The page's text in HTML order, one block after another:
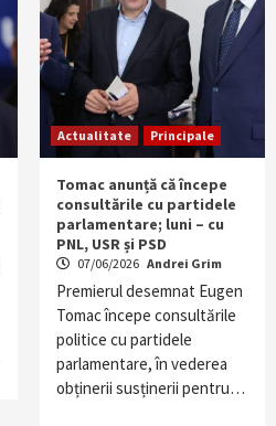
Actualitate Principale
Tomac anunță că începe
consultările cu partidele
parlamentare; luni – cu
PNL, USR și PSD
07/06/2026 Andrei Grim
Premierul desemnat Eugen
Tomac începe consultările
politice cu partidele
parlamentare, în vederea
obținerii susținerii pentru…